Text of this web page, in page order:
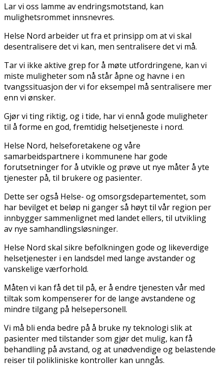
Lar vi oss lamme av endringsmotstand, kan
mulighetsrommet innsnevres.
Helse Nord arbeider ut fra et prinsipp om at vi skal
desentralisere det vi kan, men sentralisere det vi må.
Tar vi ikke aktive grep for å møte utfordringene, kan vi
miste muligheter som nå står åpne og havne i en
tvangssituasjon der vi for eksempel må sentralisere mer
enn vi ønsker.
Gjør vi ting riktig, og i tide, har vi ennå gode muligheter
til å forme en god, fremtidig helsetjeneste i nord.
Helse Nord, helseforetakene og våre
samarbeidspartnere i kommunene har gode
forutsetninger for å utvikle og prøve ut nye måter å yte
tjenester på, til brukere og pasienter.
Dette ser også Helse- og omsorgsdepartementet, som
har bevilget et beløp ni ganger så høyt til vår region per
innbygger sammenlignet med landet ellers, til utvikling
av nye samhandlingsløsninger.
Helse Nord skal sikre befolkningen gode og likeverdige
helsetjenester i en landsdel med lange avstander og
vanskelige værforhold.
Måten vi kan få det til på, er å endre tjenesten vår med
tiltak som kompenserer for de lange avstandene og
mindre tilgang på helsepersonell.
Vi må bli enda bedre på å bruke ny teknologi slik at
pasienter med tilstander som gjør det mulig, kan få
behandling på avstand, og at unødvendige og belastende
reiser til polikliniske kontroller kan unngås.